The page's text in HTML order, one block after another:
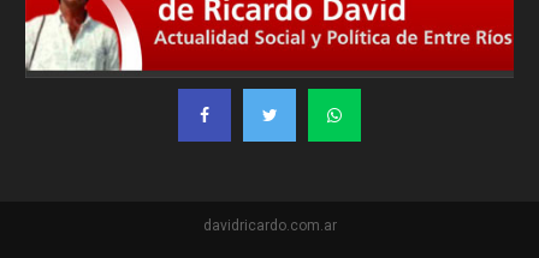
davidricardo.com.ar